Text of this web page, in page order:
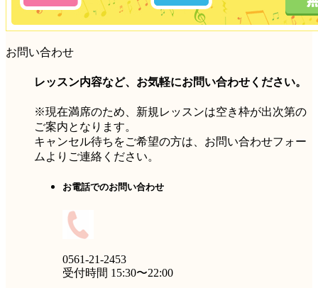
お問い合わせ
レッスン内容など、お気軽にお問い合わせください。
※現在満席のため、新規レッスンは空き枠が出次第の
ご案内となります。
キャンセル待ちをご希望の方は、お問い合わせフォー
ムよりご連絡ください。
お電話でのお問い合わせ
0561-21-2453
受付時間 15:30〜22:00